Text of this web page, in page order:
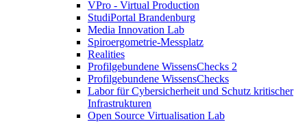
VPro - Virtual Production
StudiPortal Brandenburg
Media Innovation Lab
Spiroergometrie-Messplatz
Realities
Profilgebundene WissensChecks 2
Profilgebundene WissensChecks
Labor für Cybersicherheit und Schutz kritischer
Infrastrukturen
Open Source Virtualisation Lab